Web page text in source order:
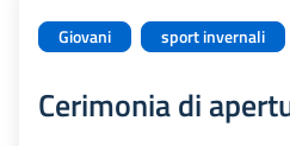
Giovani sport invernali
Cerimonia di